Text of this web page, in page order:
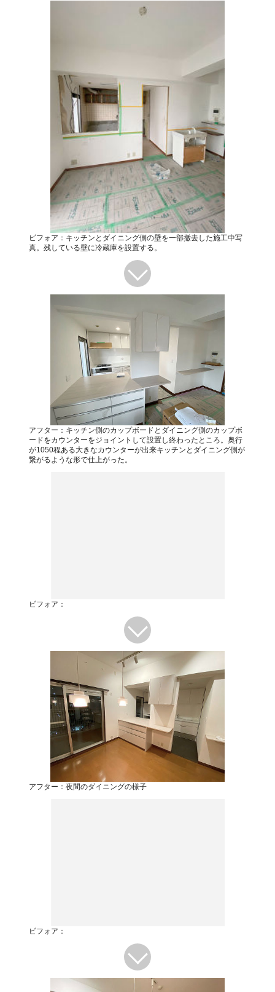
ビフォア：キッチンとダイニング側の壁を一部撤去した施工中写
真。残している壁に冷蔵庫を設置する。
アフター：キッチン側のカップボードとダイニング側のカップボ
ードをカウンターをジョイントして設置し終わったところ。奥行
が1050程ある大きなカウンターが出来キッチンとダイニング側が
繋がるような形で仕上がった。
ビフォア：
アフター：夜間のダイニングの様子
ビフォア：